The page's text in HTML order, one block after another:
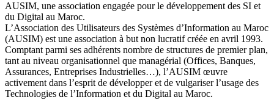
AUSIM, une association engagée pour le développement des SI et
du Digital au Maroc.
L’Association des Utilisateurs des Systèmes d’Information au Maroc
(AUSIM) est une association à but non lucratif créée en avril 1993.
Comptant parmi ses adhérents nombre de structures de premier plan,
tant au niveau organisationnel que managérial (Offices, Banques,
Assurances, Entreprises Industrielles…), l’AUSIM œuvre
activement dans l’esprit de développer et de vulgariser l’usage des
Technologies de l’Information et du Digital au Maroc.